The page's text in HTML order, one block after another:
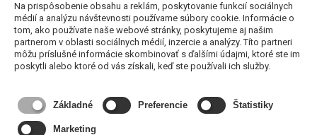
Hmotnosť 0,37 kg netto
Súvisiace produkty
Na prispôsobenie obsahu a reklám, poskytovanie funkcií sociálnych
médií a analýzu návštevnosti používame súbory cookie. Informácie o
tom, ako používate naše webové stránky, poskytujeme aj našim
partnerom v oblasti sociálnych médií, inzercie a analýzy. Títo partneri
môžu príslušné informácie skombinovať s ďalšími údajmi, ktoré ste im
poskytli alebo ktoré od vás získali, keď ste používali ich služby.
Základné Preferencie Štatistiky
Marketing